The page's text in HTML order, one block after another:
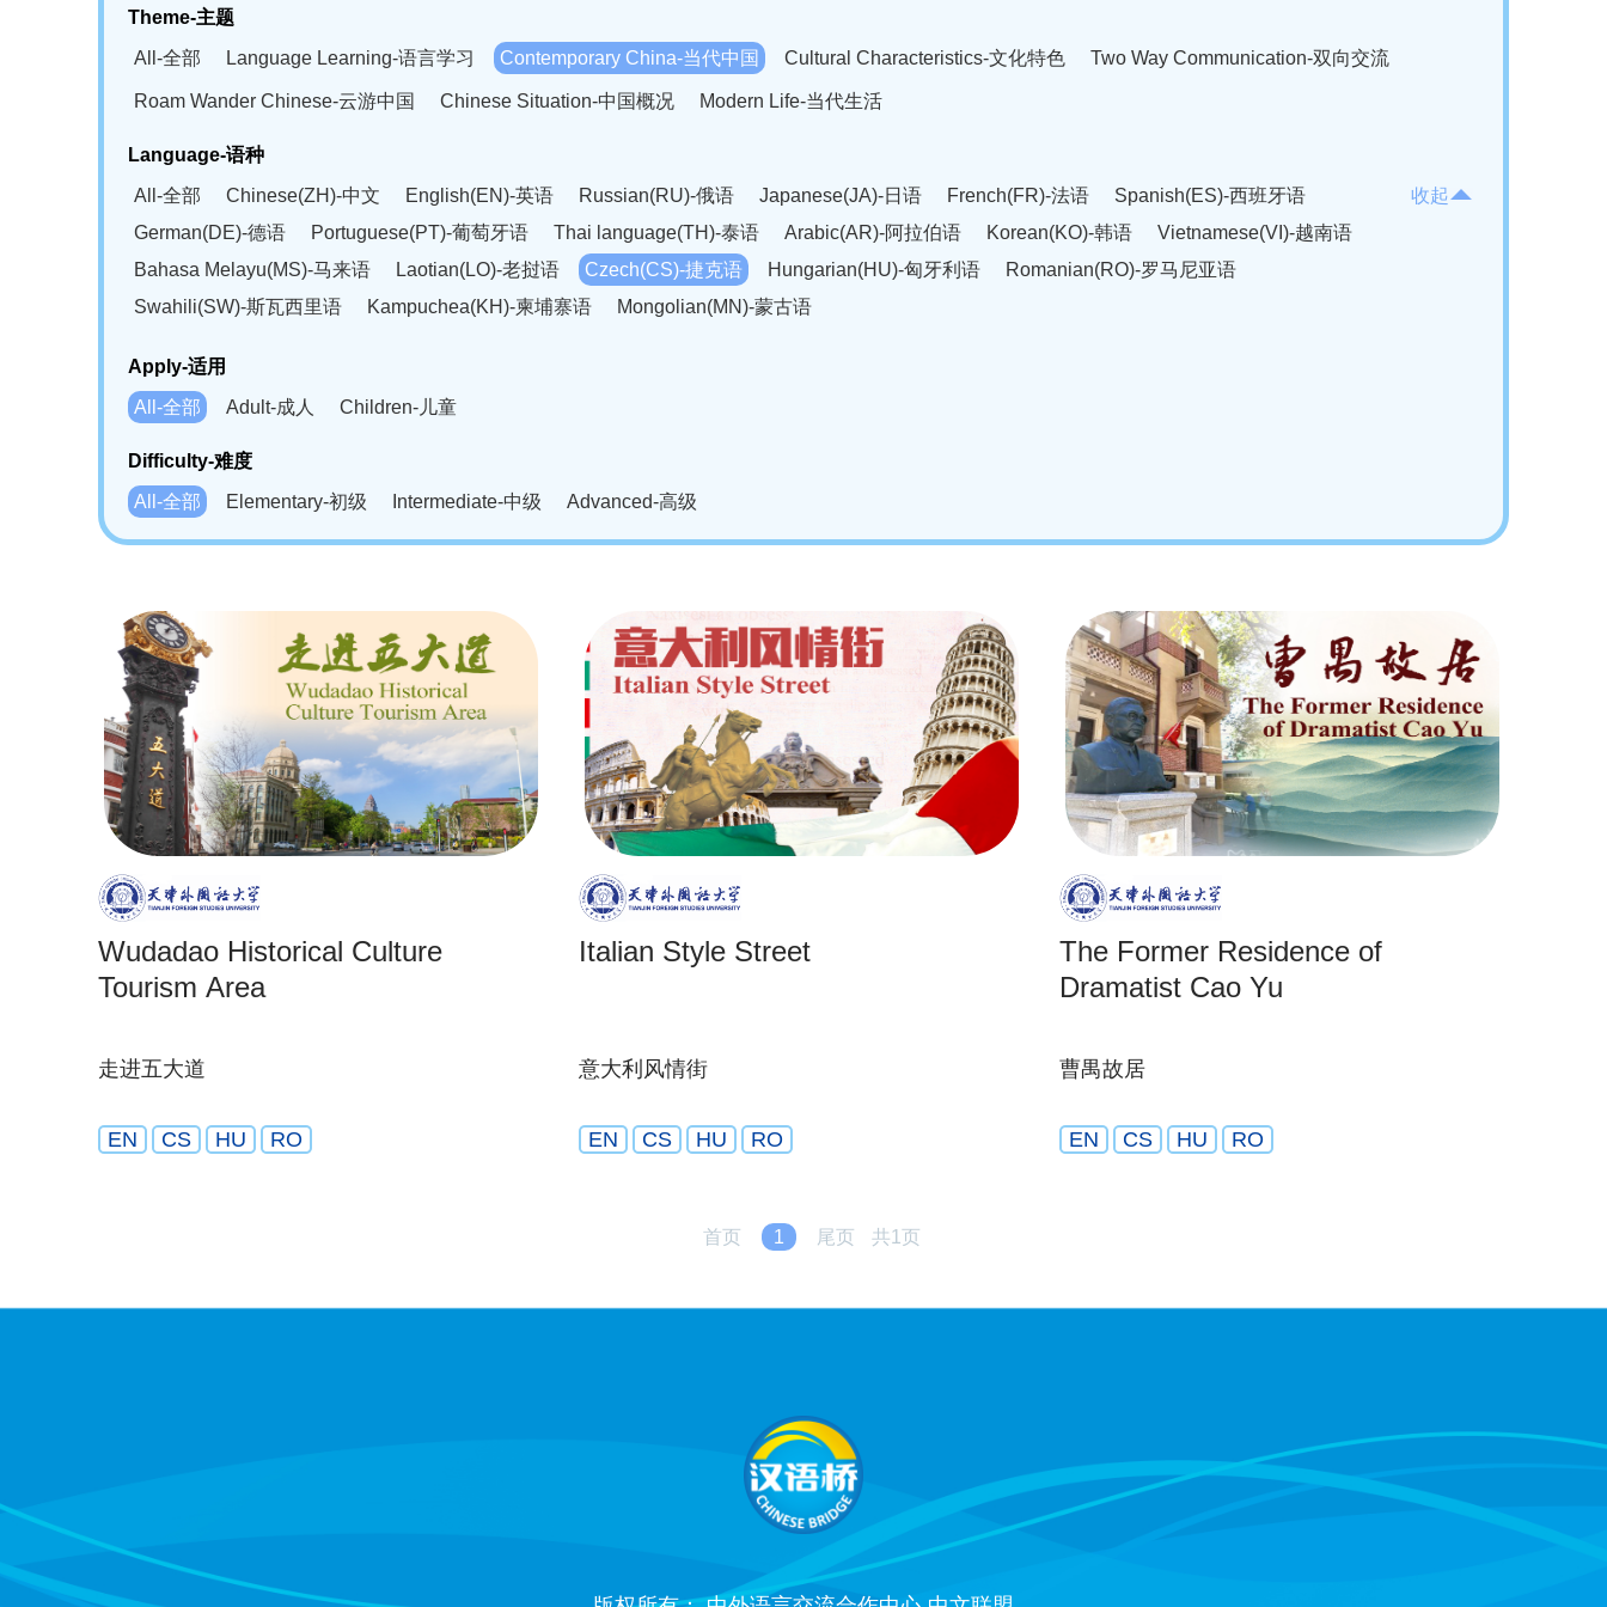
Theme-主题
All-全部
Language Learning-语言学习 Contemporary China-当代中国 Cultural Characteristics-文化特色 Two Way Communication-双向交流
Roam Wander Chinese-云游中国 Chinese Situation-中国概况 Modern Life-当代生活
Language-语种
All-全部
Chinese(ZH)-中文 English(EN)-英语 Russian(RU)-俄语 Japanese(JA)-日语 French(FR)-法语
Spanish(ES)-西班牙语
German(DE)-德语
Portuguese(PT)-葡萄牙语 Thai language(TH)-泰语 Arabic(AR)-阿拉伯语 Korean(KO)-韩语
Vietnamese(VI)-越南语
Bahasa Melayu(MS)-马来语
Laotian(LO)-老挝语 Czech(CS)-捷克语 Hungarian(HU)-匈牙利语
Romanian(RO)-罗马尼亚语
Swahili(SW)-斯瓦西里语
Kampuchea(KH)-柬埔寨语 Mongolian(MN)-蒙古语
收起
Apply-适用
All-全部
Adult-成人 Children-儿童
Difficulty-难度
All-全部
Elementary-初级 Intermediate-中级 Advanced-高级
Wudadao Historical Culture
Tourism Area
走进五大道
EN CS HU RO
Italian Style Street
意大利风情街
EN CS HU RO
The Former Residence of
Dramatist Cao Yu
曹禺故居
EN CS HU RO
首页 1 尾页 共1页